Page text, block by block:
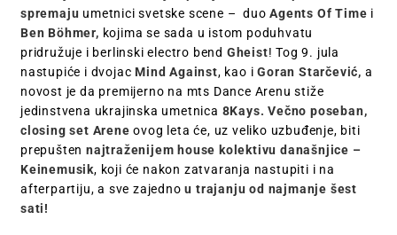
spremaju umetnici svetske scene – duoAgents Of Time i
Ben Böhmer, kojima se sada u istom poduhvatu
pridružuje i berlinski electro bend Gheist! Tog 9. jula
nastupiće i dvojac Mind Against, kao iGoran Starčević, a
novost je da premijerno na mts Dance Arenu stiže
jedinstvena ukrajinska umetnica 8Kays. Večno poseban,
closing set Areneovog leta će, uz veliko uzbuđenje, biti
prepušten najtraženijem house kolektivu današnjice –
Keinemusik, koji će nakon zatvaranja nastupiti i na
afterpartiju, a sve zajedno u trajanju od najmanje šest
sati!